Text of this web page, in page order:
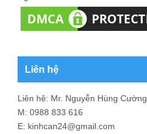
Liên hệ
Liên hệ: Mr. Nguyễn Hùng Cường
M: 0988 833 616
E: kinhcan24@gmail.com